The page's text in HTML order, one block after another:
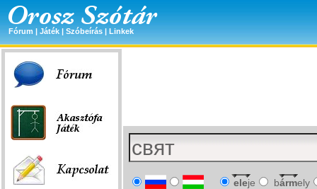
Fórum | Játék | Szóbeírás | Linkek
eleje bármely